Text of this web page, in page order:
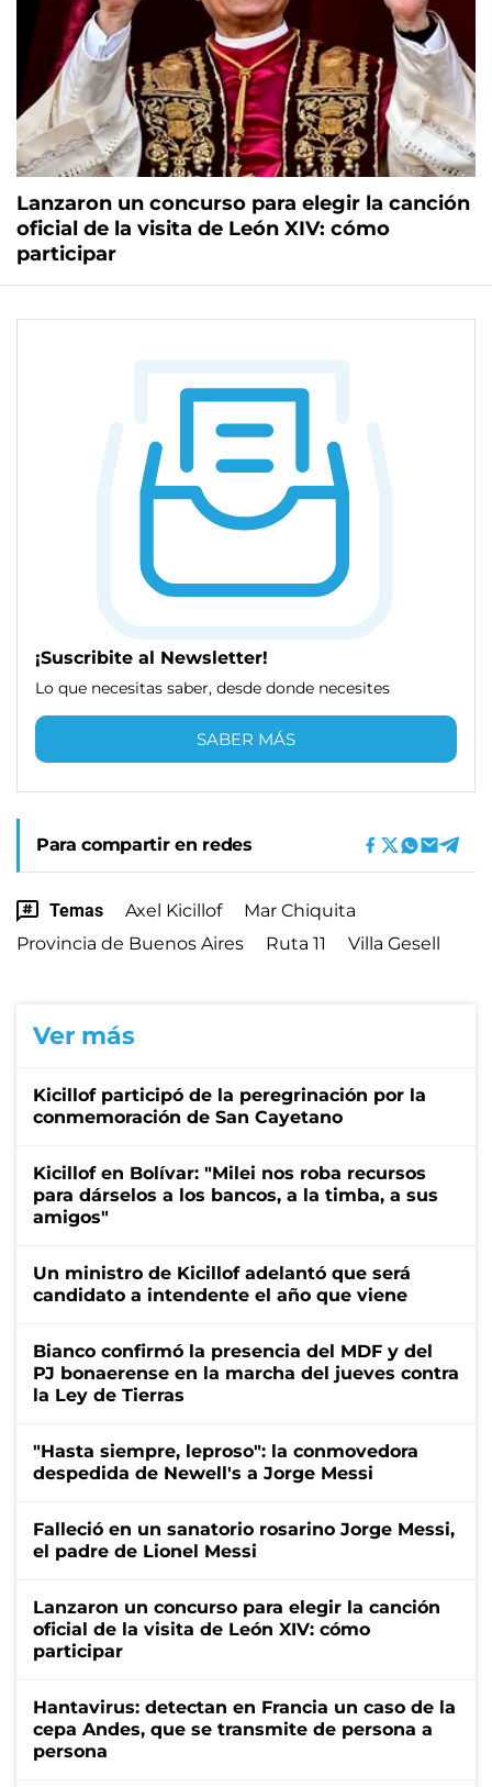
Lanzaron un concurso para elegir la canción
oficial de la visita de León XIV: cómo
participar
¡Suscribite al Newsletter!
Lo que necesitas saber, desde donde necesites
SABER MÁS
Para compartir en redes
Temas Axel Kicillof
Mar Chiquita
Provincia de Buenos Aires
Ruta 11 Villa Gesell
Ver más
Kicillof participó de la peregrinación por la
conmemoración de San Cayetano
Kicillof en Bolívar: "Milei nos roba recursos
para dárselos a los bancos, a la timba, a sus
amigos"
Un ministro de Kicillof adelantó que será
candidato a intendente el año que viene
Bianco confirmó la presencia del MDF y del
PJ bonaerense en la marcha del jueves contra
la Ley de Tierras
"Hasta siempre, leproso": la conmovedora
despedida de Newell's a Jorge Messi
Falleció en un sanatorio rosarino Jorge Messi,
el padre de Lionel Messi
Lanzaron un concurso para elegir la canción
oficial de la visita de León XIV: cómo
participar
Hantavirus: detectan en Francia un caso de la
cepa Andes, que se transmite de persona a
persona